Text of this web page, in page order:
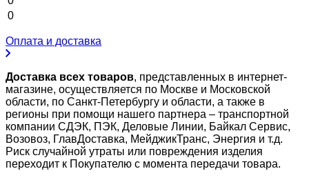
0
Оплата и доставка
Доставка всех товаров, представленных в интернет-
магазине, осуществляется по Москве и Московской
области, по Санкт-Петербургу и области, а также в
регионы при помощи нашего партнера – транспортной
компании СДЭК, ПЭК, Деловые Линии, Байкал Сервис,
Возовоз, ГлавДоставка, МейджикТранс, Энергия и т.д.
Риск случайной утраты или повреждения изделия
переходит к Покупателю с момента передачи товара.